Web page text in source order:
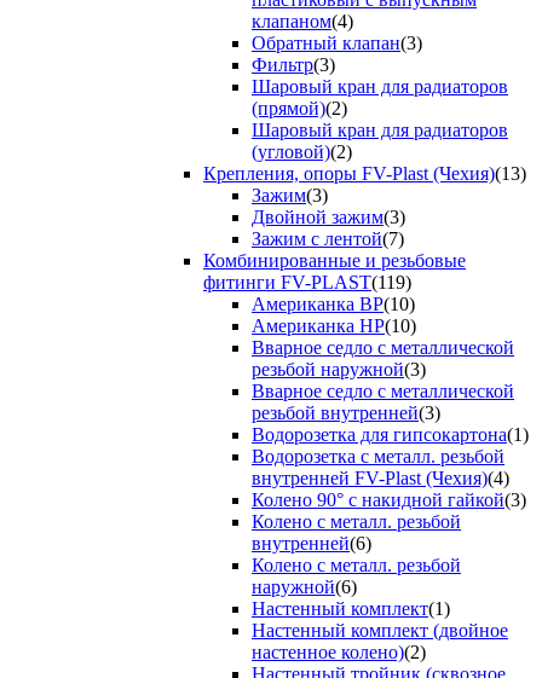
клапаном(4)
Обратный клапан(3)
Фильтр(3)
Шаровый кран для радиаторов
(прямой)(2)
Шаровый кран для радиаторов
(угловой)(2)
Крепления, опоры FV-Plast (Чехия)(13)
Зажим(3)
Двойной зажим(3)
Зажим с лентой(7)
Комбинированные и резьбовые
фитинги FV-PLAST(119)
Американка ВР(10)
Американка НР(10)
Вварное седло с металлической
резьбой наружной(3)
Вварное седло с металлической
резьбой внутренней(3)
Водорозетка для гипсокартона(1)
Водорозетка с металл. резьбой
внутренней FV-Plast (Чехия)(4)
Колено 90° с накидной гайкой(3)
Колено с металл. резьбой
внутренней(6)
Колено с металл. резьбой
наружной(6)
Настенный комплект(1)
Настенный комплект (двойное
настенное колено)(2)
Настенный тройник (сквозное